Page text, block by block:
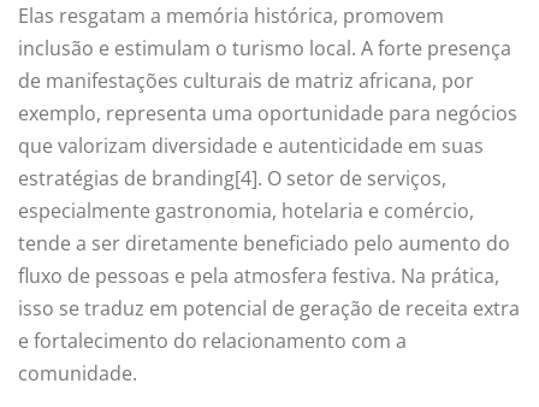
Elas resgatam a memória histórica, promovem
inclusão e estimulam o turismo local. A forte presença
de manifestações culturais de matriz africana, por
exemplo, representa uma oportunidade para negócios
que valorizam diversidade e autenticidade em suas
estratégias de branding[4]. O setor de serviços,
especialmente gastronomia, hotelaria e comércio,
tende a ser diretamente beneficiado pelo aumento do
fluxo de pessoas e pela atmosfera festiva. Na prática,
isso se traduz em potencial de geração de receita extra
e fortalecimento do relacionamento com a
comunidade.